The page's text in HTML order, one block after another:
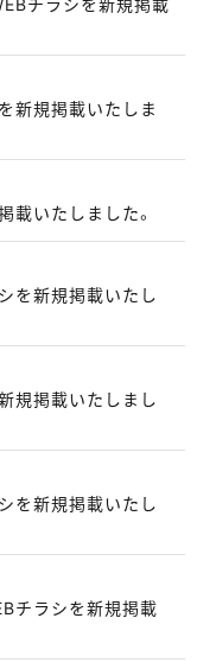
新規掲載いたしま
載いたしました。
を新規掲載いたし
規掲載いたしまし
を新規掲載いたし
チラシを新規掲載